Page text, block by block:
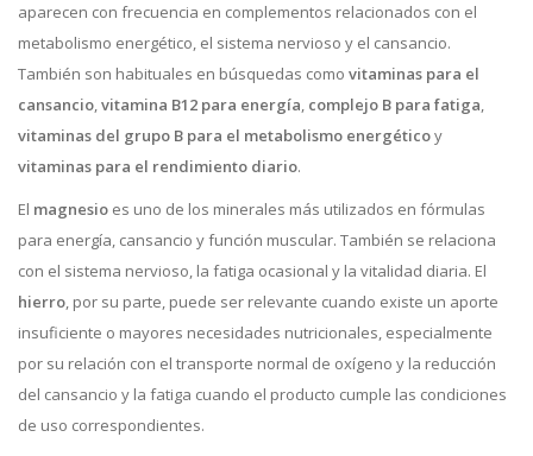
aparecen con frecuencia en complementos relacionados con el
metabolismo energético, el sistema nervioso y el cansancio.
También son habituales en búsquedas como vitaminas para el
cansancio,vitamina B12 para energía, complejo B para fatiga,
vitaminas del grupo B para el metabolismo energéticoy
vitaminas para el rendimiento diario.
El magnesio es uno de los minerales más utilizados en fórmulas
para energía, cansancio y función muscular. También se relaciona
con el sistema nervioso, la fatiga ocasional y la vitalidad diaria. El
hierro, por su parte, puede ser relevante cuando existe un aporte
insuficiente o mayores necesidades nutricionales, especialmente
por su relación con el transporte normal de oxígeno y la reducción
del cansancio y la fatiga cuando el producto cumple las condiciones
de uso correspondientes.